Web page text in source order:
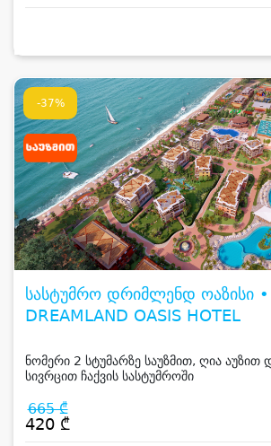
-37%
სასტუმრო დრიმლენდ ოაზისი •
DREAMLAND OASIS HOTEL
ნომერი 2 სტუმარზე საუზმით, ღია აუზით
სივრცით ჩაქვის სასტუმროში
665 ₾
420 ₾